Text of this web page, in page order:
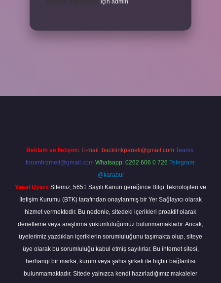
için admin
Reklam ve İletişim: E-mail: backlinkpaneli@gmail.com Teams:
forumhizmeti@gmail.com Whatsapp: 0262 606 0 726 Telegram:
@karabul
Yasal Uyarı: Sitemiz, 5651 Sayılı Kanun gereğince Bilgi Teknolojileri ve
İletişim Kurumu (BTK) tarafından onaylanmış bir Yer Sağlayıcı olarak
hizmet vermektedir. Bu nedenle, sitedeki içerikleri proaktif olarak
denetleme veya araştırma yükümlülüğümüz bulunmamaktadır. Ancak,
üyelerimiz yazdıkları içeriklerin sorumluluğunu taşımakta olup, siteye
üye olarak bu sorumluluğu kabul etmiş sayılırlar. Bu internet sitesi,
herhangi bir marka, kurum veya şahıs şirketi ile hiçbir bağlantısı
bulunmamaktadır. Sitede yalnızca kendi hazırladığımız makaleler